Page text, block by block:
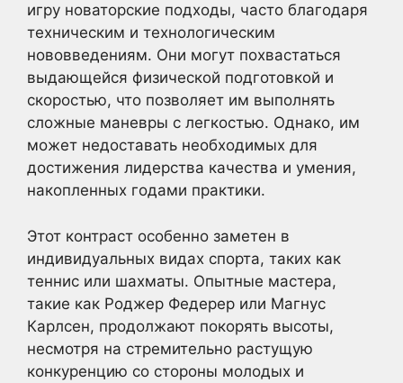
игру новаторские подходы, часто благодаря
техническим и технологическим
нововведениям. Они могут похвастаться
выдающейся физической подготовкой и
скоростью, что позволяет им выполнять
сложные маневры с легкостью. Однако, им
может недоставать необходимых для
достижения лидерства качества и умения,
накопленных годами практики.
Этот контраст особенно заметен в
индивидуальных видах спорта, таких как
теннис или шахматы. Опытные мастера,
такие как Роджер Федерер или Магнус
Карлсен, продолжают покорять высоты,
несмотря на стремительно растущую
конкуренцию со стороны молодых и